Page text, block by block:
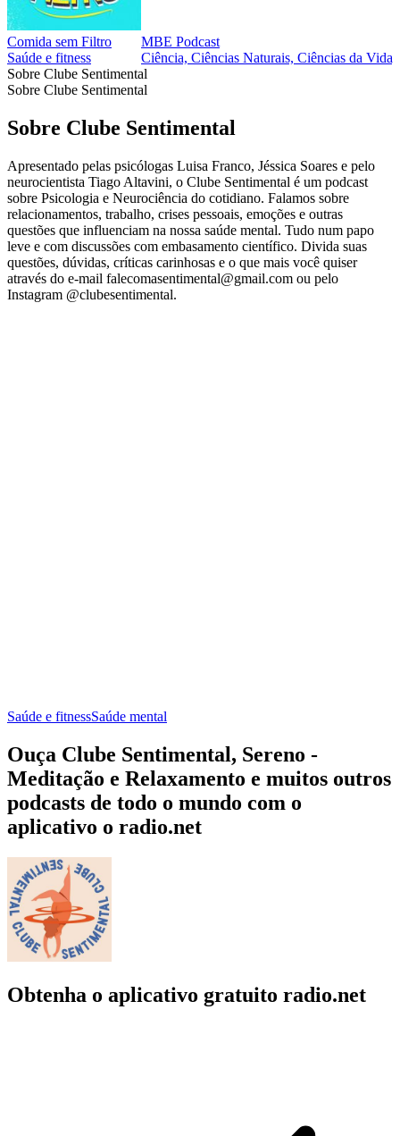
Comida sem Filtro
Saúde e fitness
MBE Podcast
Ciência, Ciências Naturais, Ciências da
Sobre Clube Sentimental
Sobre Clube Sentimental
Sobre Clube Sentimental
Apresentado pelas psicólogas Luisa Franco, Jéssica Soares e pelo
neurocientista Tiago Altavini, o Clube Sentimental é um podcast
sobre Psicologia e Neurociência do cotidiano. Falamos sobre
relacionamentos, trabalho, crises pessoais, emoções e outras
questões que influenciam na nossa saúde mental. Tudo num papo
leve e com discussões com embasamento científico. Divida suas
questões, dúvidas, críticas carinhosas e o que mais você quiser
através do e-mail falecomasentimental@gmail.com ou pelo
Instagram @clubesentimental.
Saúde e fitnessSaúde mental
Ouça Clube Sentimental, Sereno -
Meditação e Relaxamento e muitos outros
podcasts de todo o mundo com o
aplicativo o radio.net
Obtenha o aplicativo gratuito radio.net